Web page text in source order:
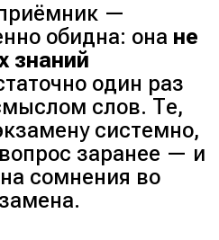
—
обидна: она не
знаний
один раз
слов. Те,
системно,
заранее — и
сомнения во